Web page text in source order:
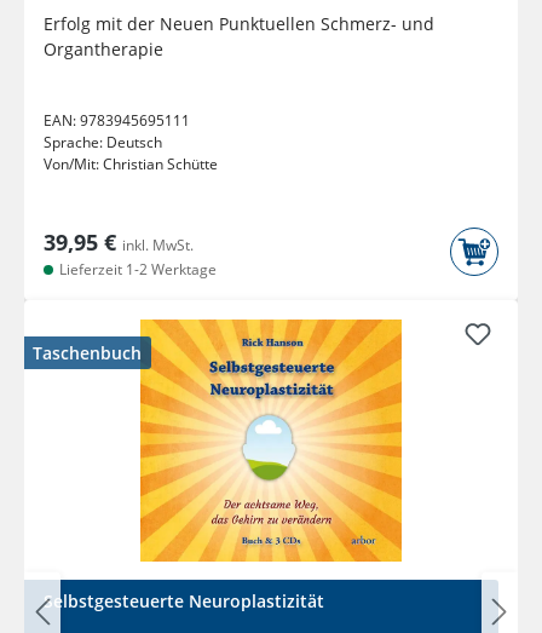
Erfolg mit der Neuen Punktuellen Schmerz- und
Organtherapie
EAN:9783945695111
Sprache: Deutsch
Von/Mit:Christian Schütte
39,95 € inkl. MwSt.
Lieferzeit 1-2 Werktage
Taschenbuch
Selbstgesteuerte Neuroplastizität